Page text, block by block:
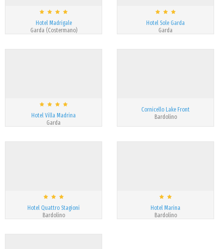
Hotel Madrigale
Garda (Costermano)
Hotel Sole Garda
Garda
Hotel Villa Madrina
Garda
Cornicello Lake Front
Bardolino
Hotel Quattro Stagioni
Bardolino
Hotel Marina
Bardolino